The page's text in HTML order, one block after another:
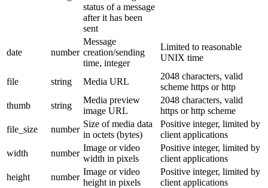
status of a message
after it has been
sent
date number
Message
creation/sending
time, integer
Limited to reasonable
UNIX time
file string Media URL
2048 characters, valid
scheme https or http
thumb
string
Media preview
image URL
2048 characters, valid
https or http scheme
file_size
number
Size of media data
in octets (bytes)
Positive integer, limited by
client applications
width
number
Image or video
width in pixels
Positive integer, limited by
client applications
height
number
Image or video
height in pixels
Positive integer, limited by
client applications